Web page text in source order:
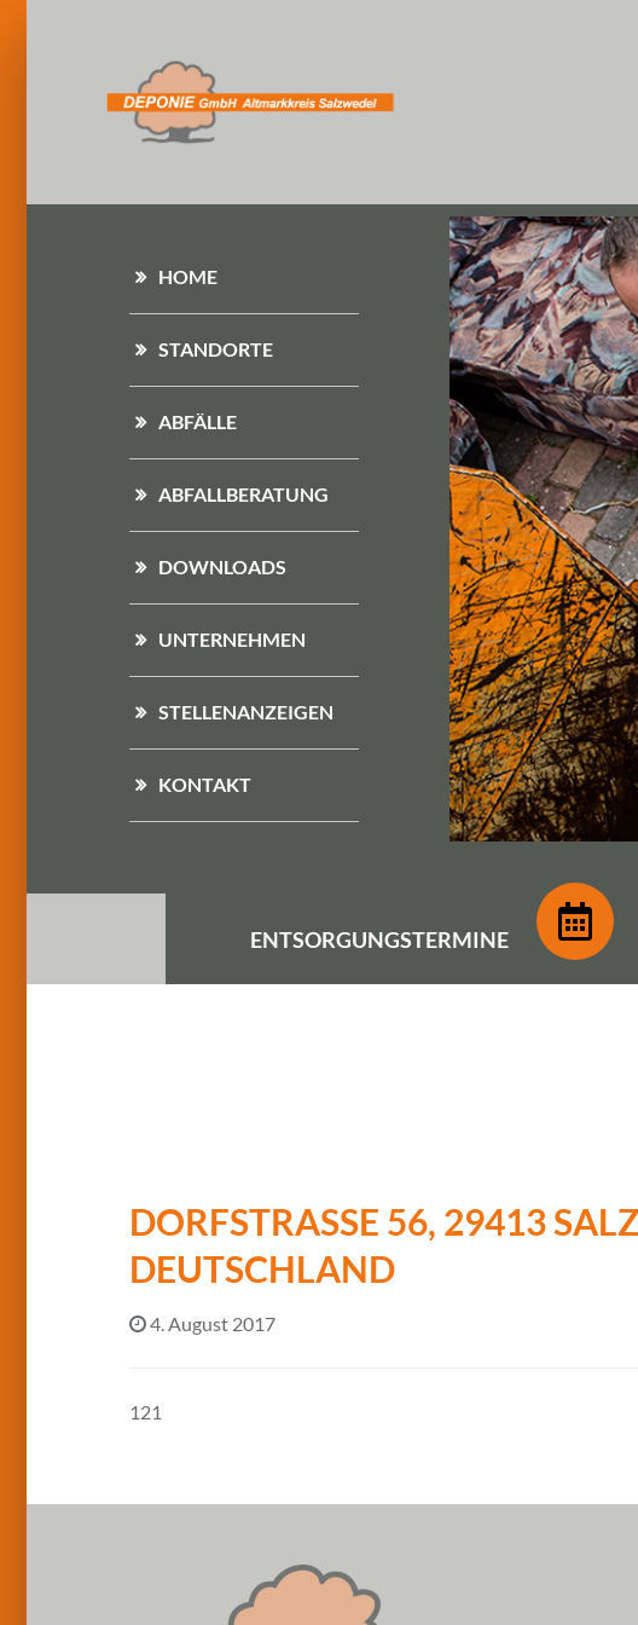
HOME
STANDORTE
ABFÄLLE
ABFALLBERATUNG
DOWNLOADS
UNTERNEHMEN
STELLENANZEIGEN
KONTAKT
ENTSORGUNGSTERMINE
DORFSTRASSE 56, 29413
EUTSCHLAND
4. August 2017
121